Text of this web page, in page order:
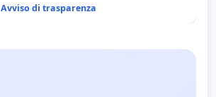
Avviso di trasparenza